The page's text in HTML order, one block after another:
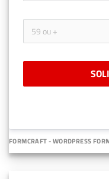
FORMCRAFT - WORDPRESS